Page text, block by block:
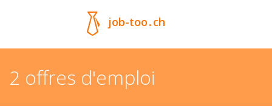
job-too.ch
2 offres d'emploi